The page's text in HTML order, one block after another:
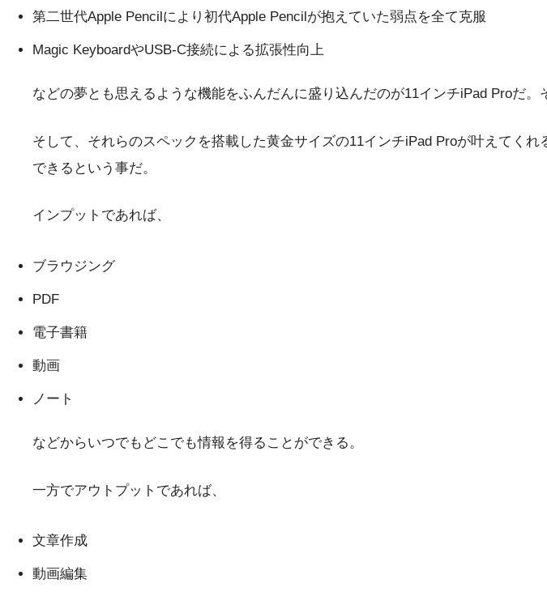
第二世代Apple Pencilにより初代Apple Pencilが抱えていた弱点を全て克服
Magic KeyboardやUSB-C接続による拡張性向上
などの夢とも思えるような機能をふんだんに盛り込んだのが11インチiPad Proだ
そして、それらのスペックを搭載した黄金サイズの11インチiPad Proが叶えてく
できるという事だ。
インプットであれば、
ブラウジング
PDF
電子書籍
動画
ノート
などからいつでもどこでも情報を得ることができる。
一方でアウトプットであれば、
文章作成
動画編集